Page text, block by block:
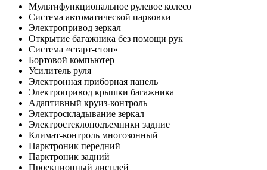
Мультифункциональное рулевое колесо
Система автоматической парковки
Электропривод зеркал
Открытие багажника без помощи рук
Система «старт-стоп»
Бортовой компьютер
Усилитель руля
Электронная приборная панель
Электропривод крышки багажника
Адаптивный круиз-контроль
Электроскладывание зеркал
Электростеклоподъемники задние
Климат-контроль многозонный
Парктроник передний
Парктроник задний
Проекционный дисплей